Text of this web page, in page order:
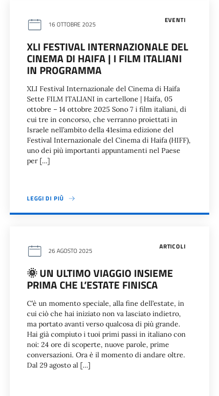
EVENTI
16 OTTOBRE 2025
XLI FESTIVAL INTERNAZIONALE DEL
CINEMA DI HAIFA | I FILM ITALIANI
IN PROGRAMMA
XLI Festival Internazionale del Cinema di Haifa
Sette FILM ITALIANI in cartellone | Haifa, 05
ottobre – 14 ottobre 2025 Sono 7 i film italiani, di
cui tre in concorso, che verranno proiettati in
Israele nell’ambito della 41esima edizione del
Festival Internazionale del Cinema di Haifa (HIFF),
uno dei più importanti appuntamenti nel Paese
per […]
LEGGI DI PIÙ
ARTICOLI
26 AGOSTO 2025
🌞 UN ULTIMO VIAGGIO INSIEME
PRIMA CHE L’ESTATE FINISCA
C’è un momento speciale, alla fine dell’estate, in
cui ciò che hai iniziato non va lasciato indietro,
ma portato avanti verso qualcosa di più grande.
Hai già compiuto i tuoi primi passi in italiano con
noi: 24 ore di scoperte, nuove parole, prime
conversazioni. Ora è il momento di andare oltre.
Dal 29 agosto al […]